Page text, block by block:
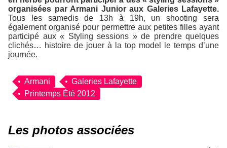
organisées par Armani Junior aux Galeries Lafayette.
Tous les samedis de 13h à 19h, un shooting sera
également organisé pour permettre aux petites filles ayant
participé aux « Styling sessions » de prendre quelques
clichés… histoire de jouer à la top model le temps d’une
journée.
Armani
Galeries Lafayette
Printemps Été 2012
Les photos associées